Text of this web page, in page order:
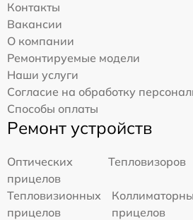
Контакты
Вакансии
О компании
Ремонтируемые модели
Наши услуги
Согласие на обработку
Способы оплаты
Ремонт устройств
Оптических
прицелов
Тепловизоров
Тепловизионных
прицелов
прицелов